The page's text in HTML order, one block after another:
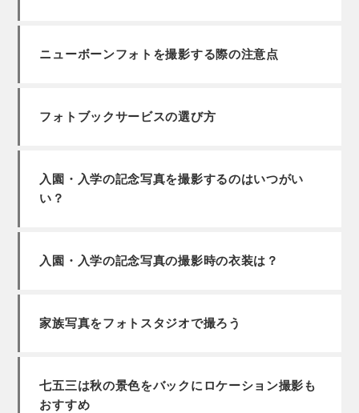
ニューボーンフォトを撮影する際の注意点
フォトブックサービスの選び方
入園・入学の記念写真を撮影するのはいつがい
い？
入園・入学の記念写真の撮影時の衣装は？
家族写真をフォトスタジオで撮ろう
七五三は秋の景色をバックにロケーション撮影も
おすすめ